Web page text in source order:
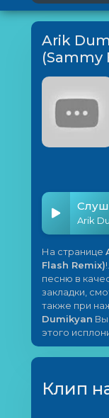
Arik
(Sammy
На странице
Flash Remix)
песню в
закладки,
также при
Dumikyan Вы
этого
Клип